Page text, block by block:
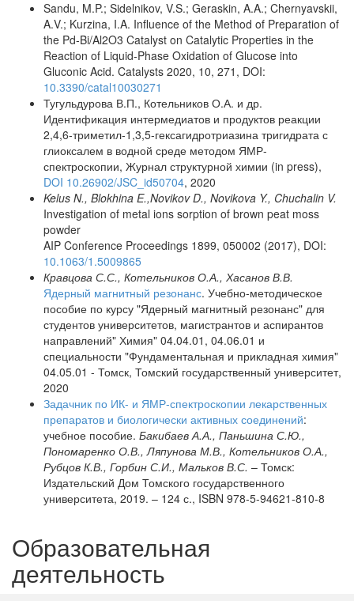
Sandu, M.P.; Sidelnikov, V.S.; Geraskin, A.A.; Chernyavskii,
A.V.; Kurzina, I.A. Influence of the Method of Preparation of
the Pd-Bi/Al2O3 Catalyst on Catalytic Properties in the
Reaction of Liquid-Phase Oxidation of Glucose into
Gluconic Acid. Catalysts 2020, 10, 271, DOI:
10.3390/catal10030271
Тугульдурова В.П., Котельников О.А. и др.
Идентификация интермедиатов и продуктов реакции
2,4,6-триметил-1,3,5-гексагидротриазина тригидрата с
глиоксалем в водной среде методом ЯМР-
спектроскопии, Журнал структурной химии (in press),
DOI 10.26902/JSC_id50704, 2020
Kelus N., Blokhina E.,Novikov D., Novikova Y., Chuchalin V.
Investigation of metal ions sorption of brown peat moss
powder
AIP Conference Proceedings 1899, 050002 (2017), DOI:
10.1063/1.5009865
Кравцова С.С., Котельников О.А., Хасанов В.В.
Ядерный магнитный резонанс. Учебно-методическое
пособие по курсу "Ядерный магнитный резонанс" для
студентов университетов, магистрантов и аспирантов
направлений" Химия" 04.04.01, 04.06.01 и
специальности "Фундаментальная и прикладная химия"
04.05.01 - Томск, Томский государственный университет,
2020
Задачник по ИК- и ЯМР-спектроскопии лекарственных
препаратов и биологически активных соединений:
учебное пособие. Бакибаев А.А., Паньшина С.Ю.,
Пономаренко О.В., Ляпунова М.В., Котельников О.А.,
Рубцов К.В., Горбин С.И., Мальков В.С. – Томск:
Издательский Дом Томского государственного
университета, 2019. – 124 с., ISBN 978-5-94621-810-8
Образовательная
деятельность